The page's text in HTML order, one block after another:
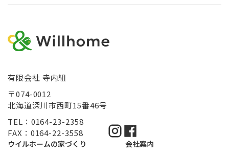
有限会社 寺内組
〒074-0012
北海道深川市西町15番46号
TEL：0164-23-2358
FAX：0164-22-3558
ウイルホームの家づくり
会社案内